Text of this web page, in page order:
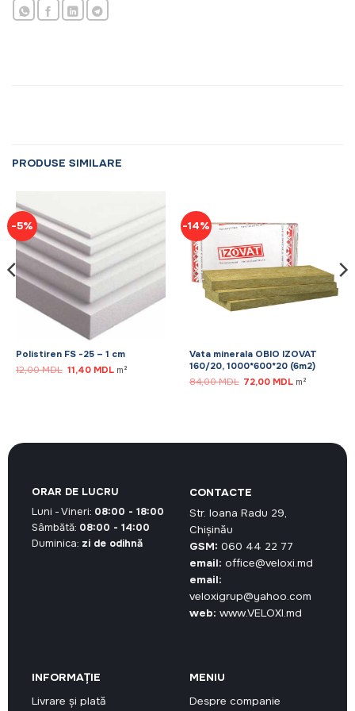
PRODUSE SIMILARE
-5%
Polistiren FS -25 – 1 cm
12,00MDL Prețul
inițial
11,40 MDLPrețul
m²
-14%
Vata minerala OBIO IZOVAT
160/20, 1000*600*20 (6m2)
84,00MDL Prețul
inițial
72,00 MDLPrețul
m²
CONTACTE
Str. Ioana Radu 29,
Chișinău
GSM: 060 44 22 77
email: office@veloxi.md
email:
veloxigrup@yahoo.com
web: www.VELOXI.md
INFORMAȚIE
Livrare și plată
MENIU
Despre companie
ORAR DE LUCRU
Luni - Vineri: 08:00 - 18:00
Sâmbătă: 08:00 - 14:00
Duminica: zi de odihnă